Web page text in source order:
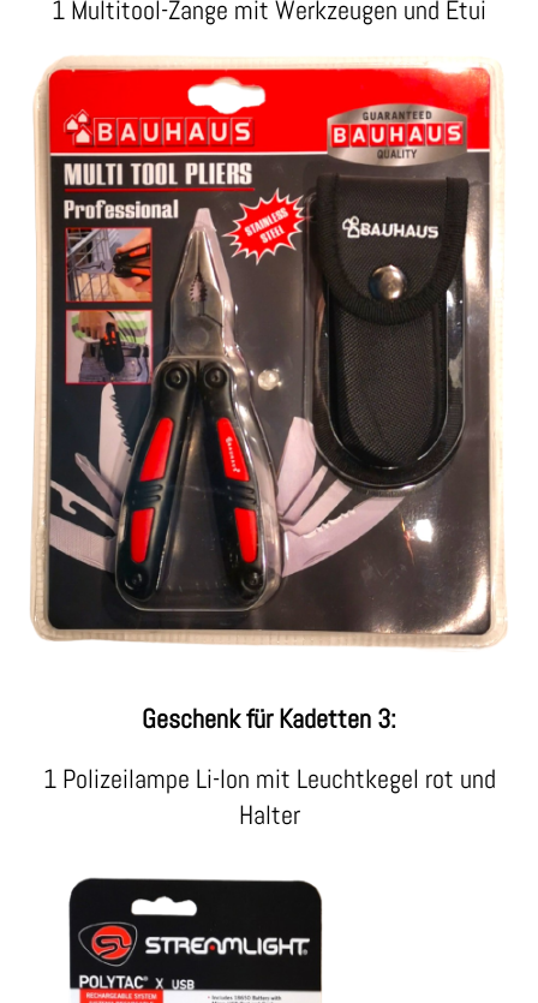
1 Multitool-Zange mit Werkzeugen und Etui
Geschenk für Kadetten 3:
1 Polizeilampe Li-Ion mit Leuchtkegel rot und
Halter